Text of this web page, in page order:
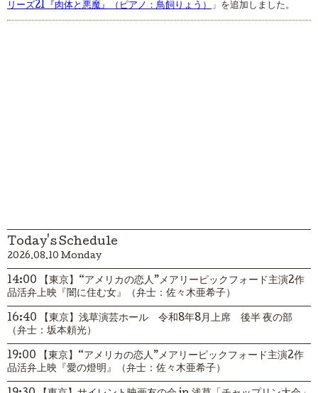
リーズ21『肉体と悪魔』（ピアノ：鳥飼りょう） 」を追加しました。
Today's Schedule
2026.08.10 Monday
14:00 【東京】“アメリカの恋人”メアリーピックフォード主演2作
品活弁上映『闇に住む女』（弁士：佐々木亜希子）
16:40 【東京】浅草演芸ホール 令和8年8月上席 後半 夜の部
（弁士：坂本頼光）
19:00 【東京】“アメリカの恋人”メアリーピックフォード主演2作
品活弁上映『愛の燈明』（弁士：佐々木亜希子）